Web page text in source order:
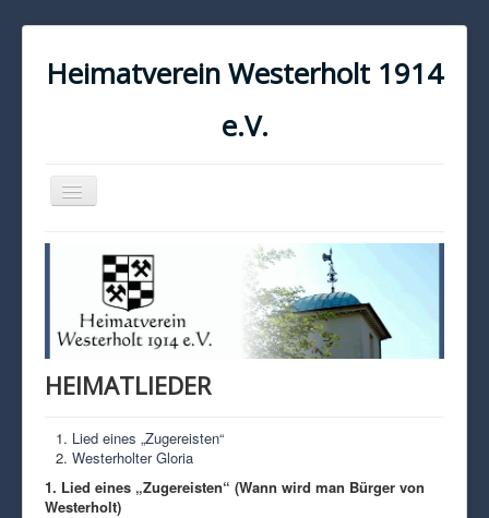
Heimatverein Westerholt 1914
e.V.
Navigation
an/aus
KONTAKT
IMPRESSUM
DATENSCHUTZ
HEIMATLIEDER
Lied eines „Zugereisten“
Westerholter Gloria
1. Lied eines „Zugereisten“ (Wann wird man Bürger von
Westerholt)